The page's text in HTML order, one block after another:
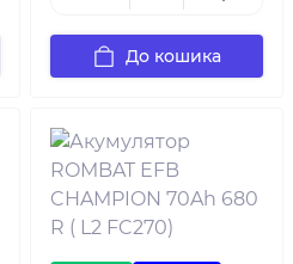
До кошика